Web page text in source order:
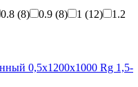
0.8 (8) 0.9 (8) 1 (12)
1.2